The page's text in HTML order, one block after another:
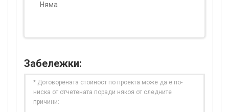
Няма
Забележки:
* Договорената стойност по проекта може да е по-
ниска от отчетената поради някоя от следните
причини: